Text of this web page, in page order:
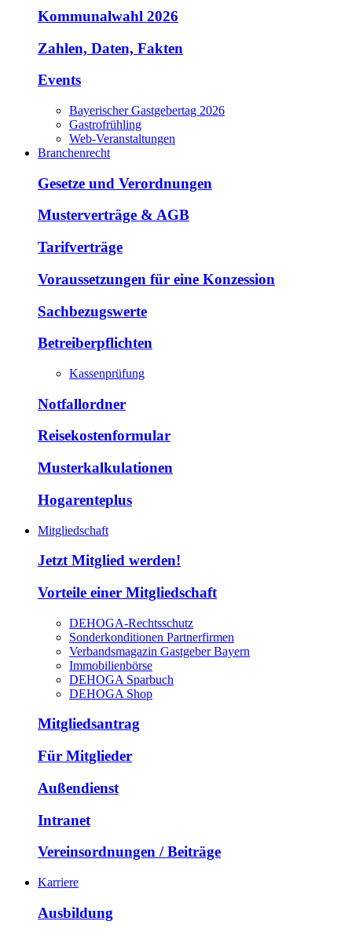
Kommunalwahl 2026
Zahlen, Daten, Fakten
Events
Bayerischer Gastgebertag 2026
Gastrofrühling
Web-Veranstaltungen
Branchenrecht
Gesetze und Verordnungen
Musterverträge & AGB
Tarifverträge
Voraussetzungen für eine Konzession
Sachbezugswerte
Betreiberpflichten
Kassenprüfung
Notfallordner
Reisekostenformular
Musterkalkulationen
Hogarenteplus
Mitgliedschaft
Jetzt Mitglied werden!
Vorteile einer Mitgliedschaft
DEHOGA-Rechtsschutz
Sonderkonditionen Partnerfirmen
Verbandsmagazin Gastgeber Bayern
Immobilienbörse
DEHOGA Sparbuch
DEHOGA Shop
Mitgliedsantrag
Für Mitglieder
Außendienst
Intranet
Vereinsordnungen / Beiträge
Karriere
Ausbildung